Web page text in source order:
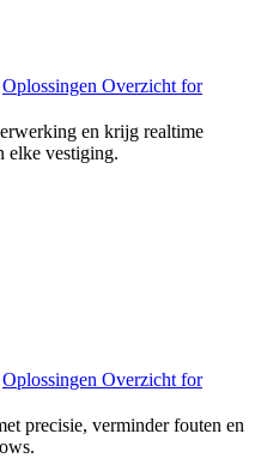
Oplossingen Overzicht for
en krijg realtime
elke vestiging.
Oplossingen Overzicht for
precisie, verminder fouten en